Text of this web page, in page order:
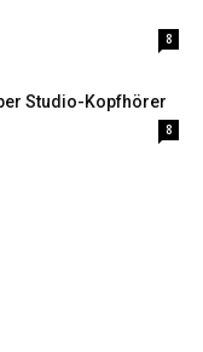
8
Studio-Kopfhörer
8